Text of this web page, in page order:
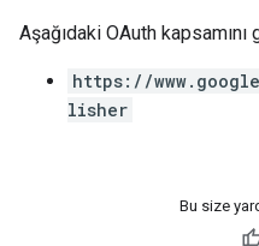
Aşağıdaki OAuth kapsamını
https://
lisher
Bu size